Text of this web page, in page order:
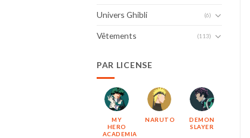
Univers Ghibli (6)
Vêtements (113)
PAR LICENSE
MY
HERO
ACADEMIA
NARUTO
DEMON
SLAYER